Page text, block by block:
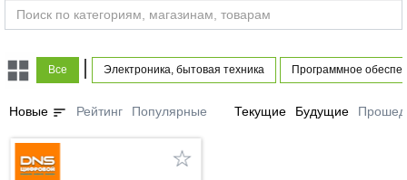
Все | Электроника, бытовая техника Программное
Новые sort Рейтинг Популярные Текущие Будущие